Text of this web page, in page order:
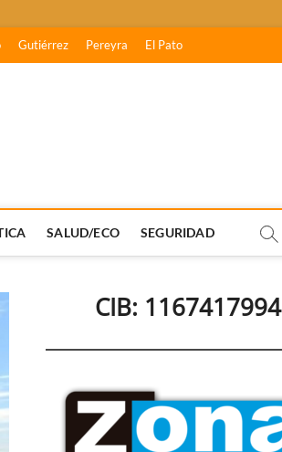
Gutiérrez Pereyra El Pato
SALUD/ECO SEGURIDAD
CIB: 1167417994